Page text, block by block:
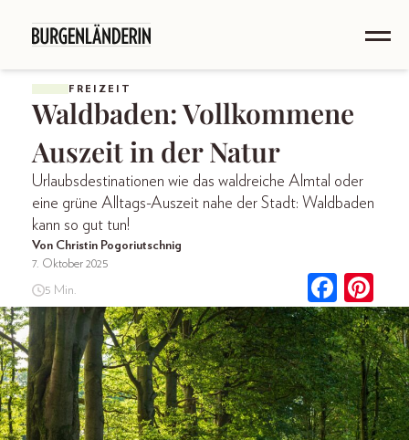
FREIZEIT
Waldbaden: Vollkommene
Auszeit in der Natur
Urlaubsdestinationen wie das waldreiche Almtal oder
eine grüne Alltags-Auszeit nahe der Stadt: Waldbaden
kann so gut tun!
Von Christin Pogoriutschnig
7. Oktober 2025
5 Min.